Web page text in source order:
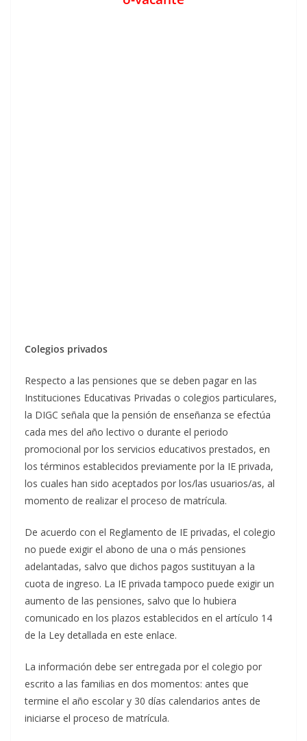
Colegios privados
Respecto a las pensiones que se deben pagar en las
Instituciones Educativas Privadas o colegios particulares,
la DIGC señala que la pensión de enseñanza se efectúa
cada mes del año lectivo o durante el periodo
promocional por los servicios educativos prestados, en
los términos establecidos previamente por la IE privada,
los cuales han sido aceptados por los/las usuarios/as, al
momento de realizar el proceso de matrícula.
De acuerdo con el Reglamento de IE privadas, el colegio
no puede exigir el abono de una o más pensiones
adelantadas, salvo que dichos pagos sustituyan a la
cuota de ingreso. La IE privada tampoco puede exigir un
aumento de las pensiones, salvo que lo hubiera
comunicado en los plazos establecidos en el artículo 14
de la Ley detallada en este enlace.
La información debe ser entregada por el colegio por
escrito a las familias en dos momentos: antes que
termine el año escolar y 30 días calendarios antes de
iniciarse el proceso de matrícula.